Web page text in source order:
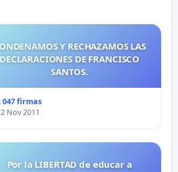
Y RECHAZAMOS LAS
DECLARACIONES DE FRANCISCO
SANTOS.
047 firmas
Nov 2011
Por la LIBERTAD de educar a